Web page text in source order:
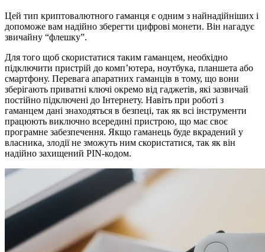
Цей тип криптовалютного гаманця є одним з найнадійніших і
допоможе вам надійно зберегти цифрові монети. Він нагадує
звичайну “флешку”.
Для того щоб скористатися таким гаманцем, необхідно
підключити пристрій до комп’ютера, ноутбука, планшета або
смартфону. Перевага апаратних гаманців в тому, що вони
зберігають приватні ключі окремо від гаджетів, які зазвичай
постійно підключені до Інтернету. Навіть при роботі з
гаманцем дані знаходяться в безпеці, так як всі інструменти
працюють виключно всередині пристрою, що має своє
програмне забезпечення. Якщо гаманець буде вкрадений у
власника, злодії не зможуть ним скористатися, так як він
надійно захищений PIN-кодом.